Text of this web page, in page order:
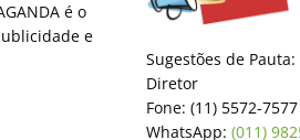
é o
e
Sugestões de Pauta:
Diretor
Fone: (11) 5572-7577
WhatsApp: (011)